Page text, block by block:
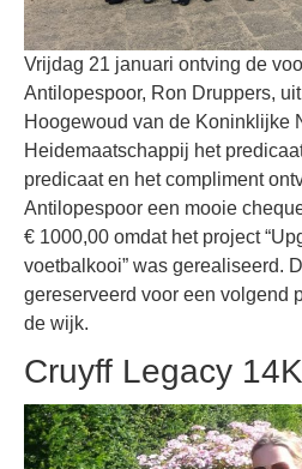
Vrijdag 21 januari ontving de
Antilopespoor, Ron Druppers,
Hoogewoud van de Koninklijke
Heidemaatschappij het
predicaat en het compliment
Antilopespoor een mooie
€ 1000,00 omdat het project
voetbalkooi” was gerealiseerd.
gereserveerd voor een volgend
de wijk.
Cruyff Legacy